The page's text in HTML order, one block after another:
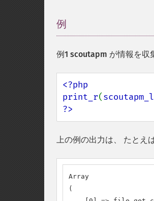
例
例1 scoutapm が情報を収
<?php
print_r(
?>
上の例の出力は、 たとえ
Array
(